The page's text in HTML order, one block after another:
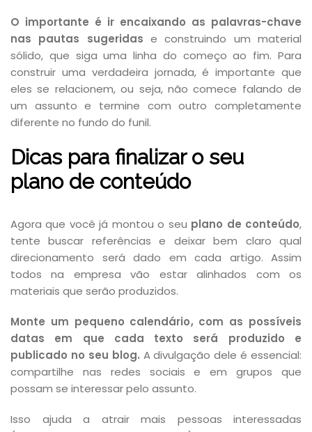
O importante é ir encaixando as palavras-chave
nas pautas sugeridas e construindo um material
sólido, que siga uma linha do começo ao fim. Para
construir uma verdadeira jornada, é importante que
eles se relacionem, ou seja, não comece falando de
um assunto e termine com outro completamente
diferente no fundo do funil.
Dicas para finalizar o seu
plano de conteúdo
Agora que você já montou o seu plano de conteúdo,
tente buscar referências e deixar bem claro qual
direcionamento será dado em cada artigo. Assim
todos na empresa vão estar alinhados com os
materiais que serão produzidos.
Monte um pequeno calendário, com as possíveis
datas em que cada texto será produzido e
publicado no seu blog. A divulgação dele é essencial:
compartilhe nas redes sociais e em grupos que
possam se interessar pelo assunto.
Isso ajuda a atrair mais pessoas interessadas